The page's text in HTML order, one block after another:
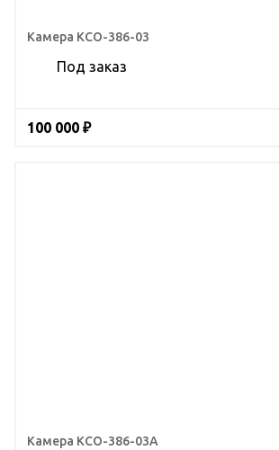
Камера КСО-386-03
Под заказ
100 000 ₽
Камера КСО-386-03А